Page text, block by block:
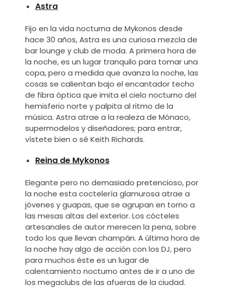
Astra
Fijo en la vida nocturna de Mykonos desde
hace 30 años, Astra es una curiosa mezcla de
bar lounge y club de moda. A primera hora de
la noche, es un lugar tranquilo para tomar una
copa, pero a medida que avanza la noche, las
cosas se calientan bajo el encantador techo
de fibra óptica que imita el cielo nocturno del
hemisferio norte y palpita al ritmo de la
música. Astra atrae a la realeza de Mónaco,
supermodelos y diseñadores; para entrar,
vístete bien o sé Keith Richards.
Reina de Mykonos
Elegante pero no demasiado pretencioso, por
la noche esta coctelería glamurosa atrae a
jóvenes y guapas, que se agrupan en torno a
las mesas altas del exterior. Los cócteles
artesanales de autor merecen la pena, sobre
todo los que llevan champán. A última hora de
la noche hay algo de acción con los DJ, pero
para muchos éste es un lugar de
calentamiento nocturno antes de ir a uno de
los megaclubs de las afueras de la ciudad.